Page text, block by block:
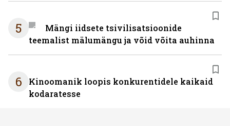
5
Mängi iidsete tsivilisatsioonide
teemalist mälumängu ja võid võita auhinna
6
Kinoomanik loopis konkurentidele kaikaid
kodaratesse